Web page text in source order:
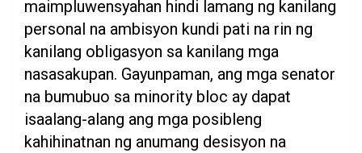
maimpluwensyahan hindi lamang ng kanilang
personal na ambisyon kundi pati na rin ng
kanilang obligasyon sa kanilang mga
nasasakupan. Gayunpaman, ang mga senator
na bumubuo sa minority bloc ay dapat
isaalang-alang ang mga posibleng
kahihinatnan ng anumang desisyon na